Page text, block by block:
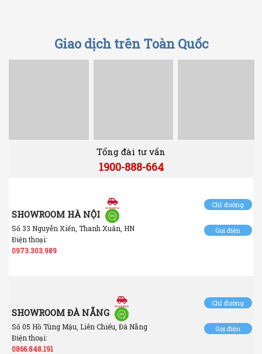
Giao dịch trên Toàn Quốc
Tổng đài tư vấn
1900-888-664
SHOWROOM HÀ NỘI
Số 33 Nguyễn Xiển, Thanh Xuân, HN
Điện thoại:
0973.303.989
Chỉ đường
Gọi điện
SHOWROOM ĐÀ NẴNG
Số 05 Hồ Tùng Mậu, Liên Chiểu, Đà Nẵng
Điện thoại:
0866.848.191
Chỉ đường
Gọi điện